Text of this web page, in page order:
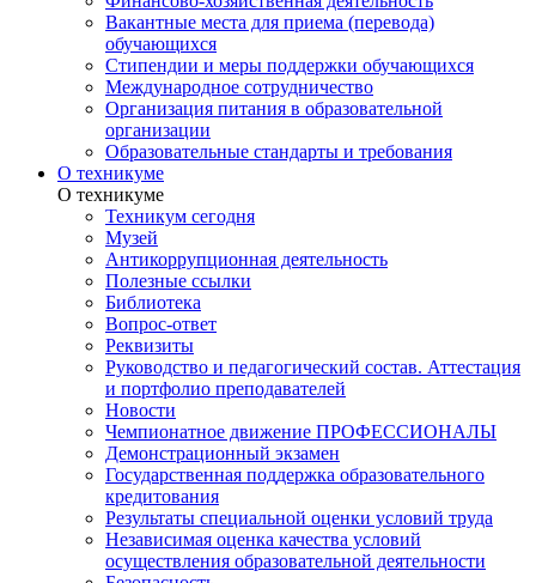
Вакантные места для приема (перевода)
обучающихся
Стипендии и меры поддержки обучающихся
Международное сотрудничество
Организация питания в образовательной
организации
Образовательные стандарты и требования
О техникуме
О техникуме
Техникум сегодня
Музей
Антикоррупционная деятельность
Полезные ссылки
Библиотека
Вопрос-ответ
Реквизиты
Руководство и педагогический состав. Аттестация
и портфолио преподавателей
Новости
Чемпионатное движение ПРОФЕССИОНАЛЫ
Демонстрационный экзамен
Государственная поддержка образовательного
кредитования
Результаты специальной оценки условий труда
Независимая оценка качества условий
осуществления образовательной деятельности